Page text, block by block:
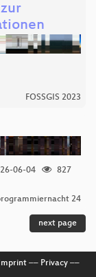
FOSSGIS 2023
06-04
827
24
next page
–– Privacy––